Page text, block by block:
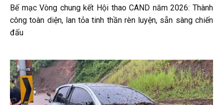
Bế mạc Vòng chung kết Hội thao CAND năm 2026: Thành
công toàn diện, lan tỏa tinh thần rèn luyện, sẵn sàng chiến
đấu